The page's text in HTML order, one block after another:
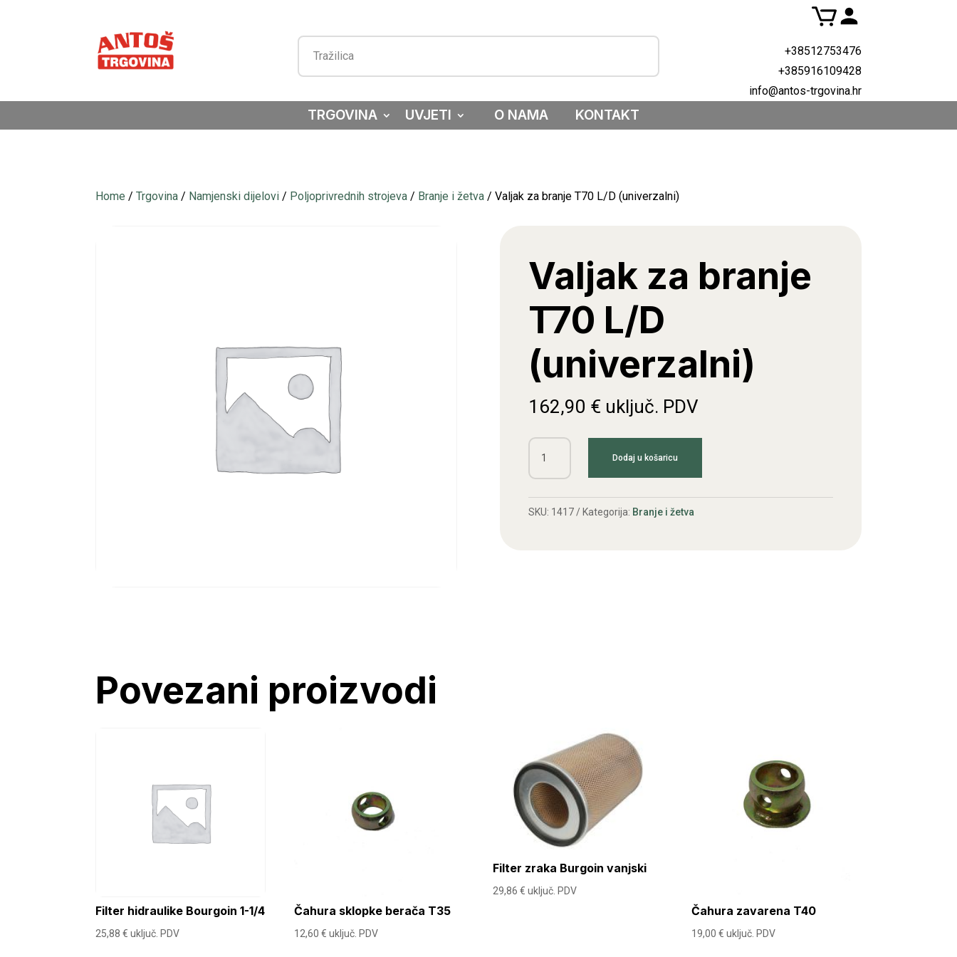
+38512753476
+385916109428
info@antos-trgovina.hr
TRGOVINA UVJETI O NAMA KONTAKT
Home /Trgovina / Namjenski dijelovi / Poljoprivrednih strojeva / Branje i žetva / Valjak za branje T70 L/D (univerzalni)
Valjak za branje
T70 L/D
(univerzalni)
162,90 € uključ. PDV
Valjak
T70
Dodaj u košaricu
SKU: 1417 Kategorija: Branje i žetva
Povezani proizvodi
Filter hidraulike Bourgoin 1-1/4
25,88€ uključ. PDV
Čahura sklopke berača T35
12,60€ uključ. PDV
Filter zraka Burgoin vanjski
29,86€ uključ. PDV
Čahura zavarena T40
19,00€ uključ. PDV